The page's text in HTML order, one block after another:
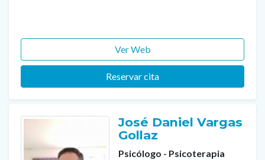
Ver Web
Reservar cita
José Daniel Vargas
Gollaz
Psicólogo - Psicoterapia